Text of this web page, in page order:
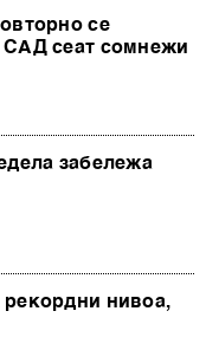
се
САД сеат сомнежи
забележа
рекордни нивоа,